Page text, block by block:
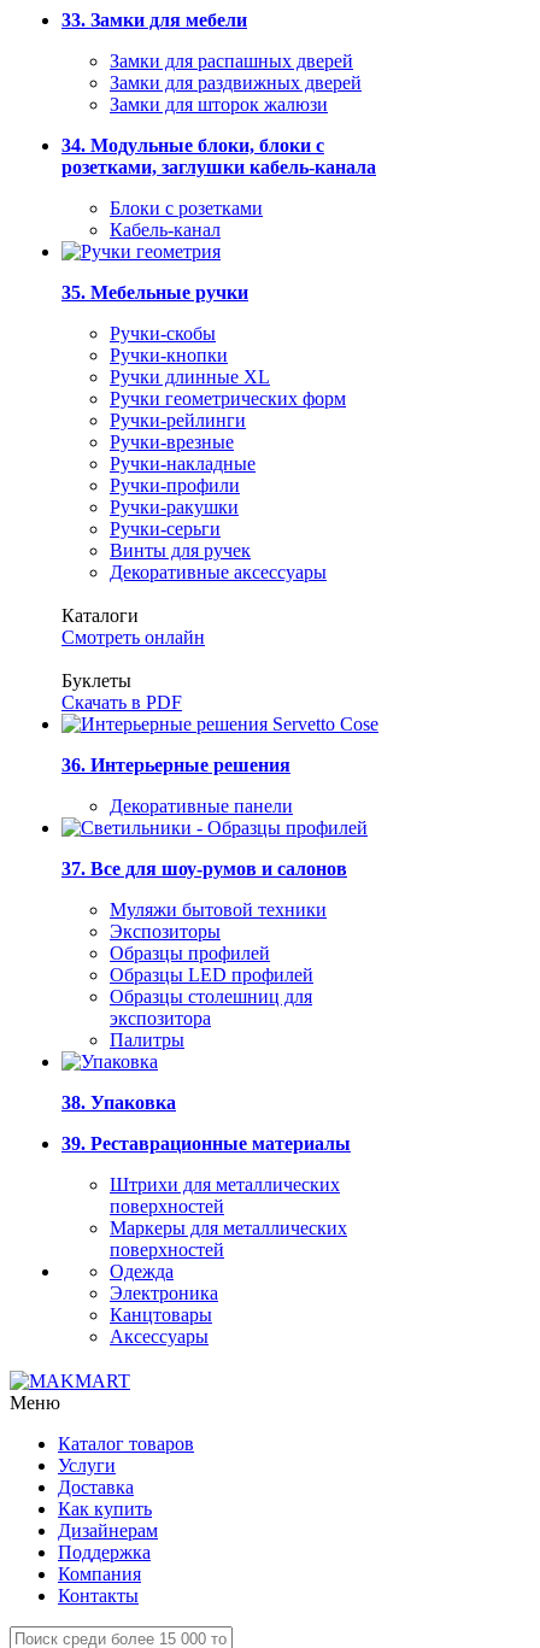
33. Замки для мебели
Замки для распашных дверей
Замки для раздвижных дверей
Замки для шторок жалюзи
34. Модульные блоки, блоки с
розетками, заглушки кабель-канала
Блоки с розетками
Кабель-канал
35. Мебельные ручки
Ручки-скобы
Ручки-кнопки
Ручки длинные XL
Ручки геометрических форм
Ручки-рейлинги
Ручки-врезные
Ручки-накладные
Ручки-профили
Ручки-ракушки
Ручки-серьги
Винты для ручек
Декоративные аксессуары
Каталоги
Смотреть онлайн
Буклеты
Скачать в PDF
36. Интерьерные решения
Декоративные панели
37. Все для шоу-румов и салонов
Муляжи бытовой техники
Экспозиторы
Образцы профилей
Образцы LED профилей
Образцы столешниц для
экспозитора
Палитры
38. Упаковка
39. Реставрационные материалы
Штрихи для металлических
поверхностей
Маркеры для металлических
поверхностей
Одежда
Электроника
Канцтовары
Аксессуары
Меню
Каталог товаров
Услуги
Доставка
Как купить
Дизайнерам
Поддержка
Компания
Контакты